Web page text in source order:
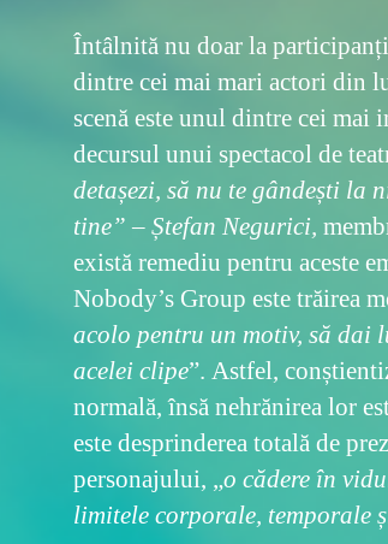
Întâlnită nu doar la
dintre cei mai mari actori din
scenă este unul dintre cei
decursul unui spectacol de
detașezi, să nu te gândești la
tine” – Ștefan Negurici,
există remediu pentru aceste
Nobody’s Group este trăirea
acolo pentru un motiv, să dai
acelei clipe”. Astfel,
normală, însă nehrănirea lor
este desprinderea totală de
personajului, „o cădere în
limitele corporale, temporale